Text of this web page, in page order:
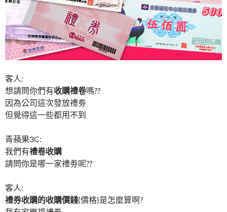
客人:
想請問你們有收購禮卷嗎??
因為公司這次發放禮劵
但覺得這一些都用不到
青蘋果3C:
我們有禮卷收購
請問你是哪一家禮劵呢??
客人:
禮券收購的收購價錢(價格)是怎麼算啊?